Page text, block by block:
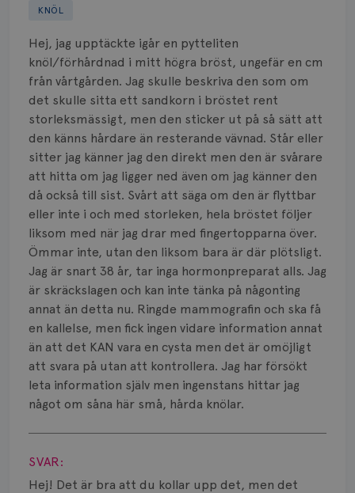
KNÖL
Hej, jag upptäckte igår en pytteliten
knöl/förhårdnad i mitt högra bröst, ungefär en cm
från vårtgården. Jag skulle beskriva den som om
det skulle sitta ett sandkorn i bröstet rent
storleksmässigt, men den sticker ut på så sätt att
den känns hårdare än resterande vävnad. Står eller
sitter jag känner jag den direkt men den är svårare
att hitta om jag ligger ned även om jag känner den
då också till sist. Svårt att säga om den är flyttbar
eller inte i och med storleken, hela bröstet följer
liksom med när jag drar med fingertopparna över.
Ömmar inte, utan den liksom bara är där plötsligt.
Jag är snart 38 år, tar inga hormonpreparat alls. Jag
är skräckslagen och kan inte tänka på någonting
annat än detta nu. Ringde mammografin och ska få
en kallelse, men fick ingen vidare information annat
än att det KAN vara en cysta men det är omöjligt
att svara på utan att kontrollera. Jag har försökt
leta information själv men ingenstans hittar jag
något om såna här små, hårda knölar.
Visa svar
SVAR:
Hej! Det är bra att du kollar upp det, men det
Biverkningar
Bröstvårta
Knöl
Läkemedel
Typ av bröstcancer
Smärta
Prognos
Risker
Spridd bröstcancer
Strålning
Vätska